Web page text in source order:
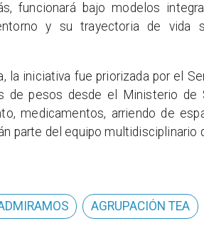
funcionará bajo modelos
y su trayectoria de vida
la iniciativa fue priorizada por el
de pesos desde el Ministerio de
medicamentos, arriendo de
parte del equipo multidisciplinario
AGRUPACIÓN TEA